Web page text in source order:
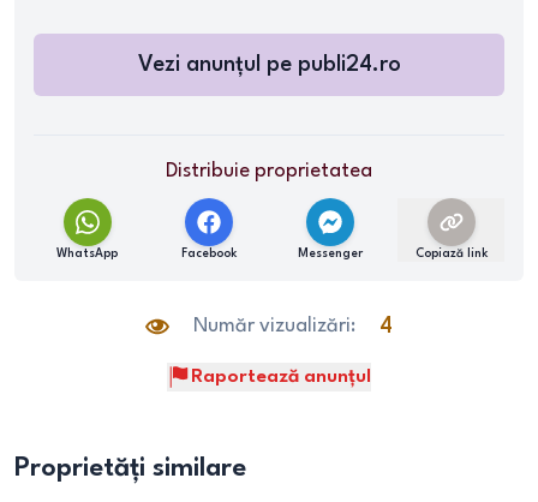
Vezi anunțul pe publi24.ro
Distribuie proprietatea
WhatsApp Facebook Messenger Copiază link
Număr vizualizări: 4
Raportează anunțul
Proprietăți similare